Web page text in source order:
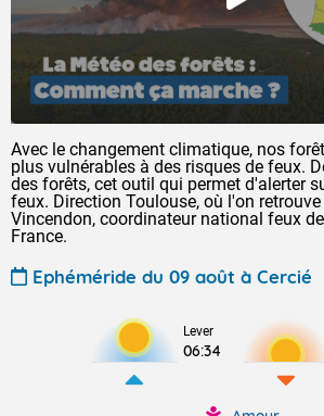
Avec le changement climatique, nos
plus vulnérables à des risques de feux.
des forêts, cet outil qui permet d'alerter
feux. Direction Toulouse, où l'on
Vincendon, coordinateur national feux
France.
Ephéméride du 09 août à Cercié
Lever
06:34